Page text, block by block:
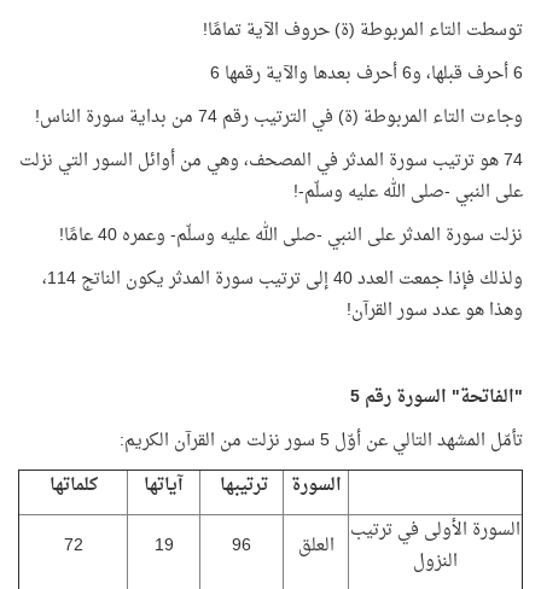
توسطت التاء المربوطة (ة) حروف الآية تمامًا!
6 أحرف قبلها، و6 أحرف بعدها والآية رقمها 6
وجاءت التاء المربوطة (ة) في الترتيب رقم 74 من بداية سورة الناس!
74 هو ترتيب سورة المدثر في المصحف، وهي من أوائل السور التي نزلت
على النبي -صلى الله عليه وسلّم-!
نزلت سورة المدثر على النبي -صلى الله عليه وسلّم- وعمره 40 عامًا!
ولذلك فإذا جمعت العدد 40 إلى ترتيب سورة المدثر يكون الناتج 114،
وهذا هو عدد سور القرآن!
"الفاتحة" السورة رقم 5
تأمّل المشهد التالي عن أوّل 5 سور نزلت من القرآن الكريم:
السورة
ترتيبها آياتها
كلماتها
السورة الأولى في ترتيب
النزول
العلق 96
19
72